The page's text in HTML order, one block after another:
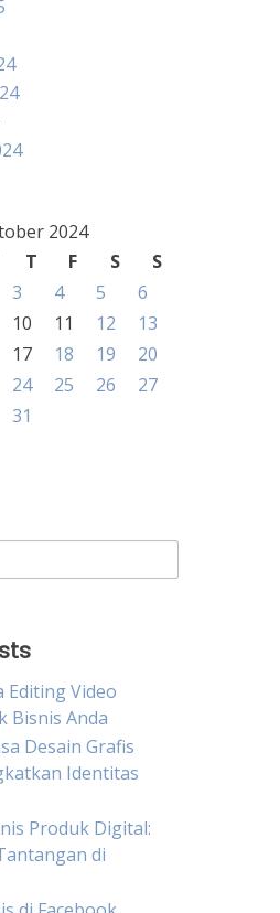
2024
T F S
S
3 4 5
6
10 11 12
13
17 18 19
20
24 25 26
27
31
Editing Video
Bisnis Anda
Desain Grafis
Identitas
Produk Digital:
di